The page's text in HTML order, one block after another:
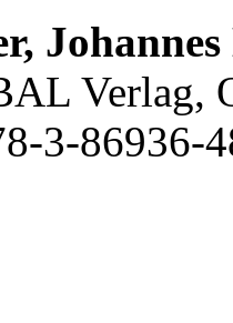
Verlag,
3-86936-